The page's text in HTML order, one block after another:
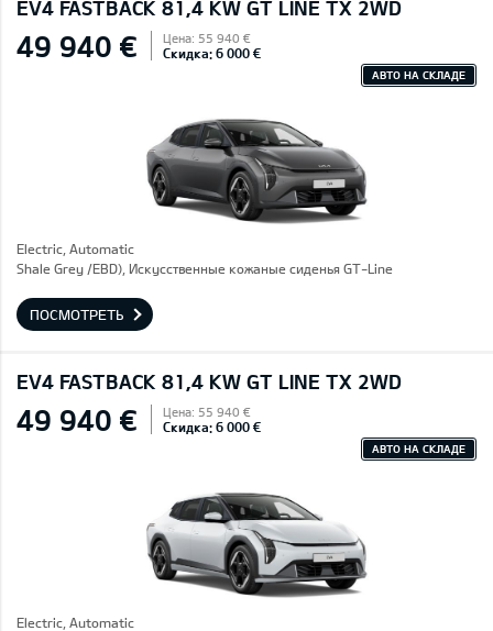
EV4 FASTBACK 81,4 KW GT LINE TX 2WD
49 940 € Цена: 55 940 €
Скидка: 6 000 €
АВТО НА СКЛАДЕ
Electric, Automatic
Shale Grey /EBD), Искусственные кожаные сиденья GT-Line
ПОСМОТРЕТЬ
EV4 FASTBACK 81,4 KW GT LINE TX 2WD
49 940 € Цена: 55 940 €
Скидка: 6 000 €
АВТО НА СКЛАДЕ
Electric, Automatic